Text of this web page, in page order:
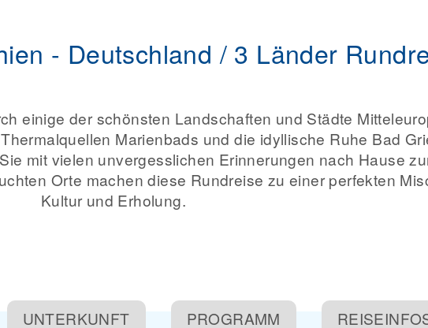
- Deutschland / 3 Länder
einige der schönsten Landschaften und Städte
Marienbads und die idyllische Ruhe Bad
mit vielen unvergesslichen Erinnerungen nach Hause
Orte machen diese Rundreise zu einer perfekten
Kultur und Erholung.
UNTERKUNFT PROGRAMM